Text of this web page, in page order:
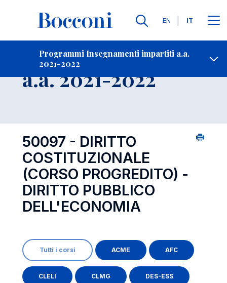
Lingue
EN IT
Programmi Insegnamenti impartiti a.a.
2021-2022
Contatti
Insegnamento
a.a. 2021-2022
50097 - DIRITTO
COSTITUZIONALE
(CORSO PROGREDITO) -
DIRITTO PUBBLICO
DELL'ECONOMIA
Tutti i corsi ACME AFC
CLELI CLMG DES-ESS